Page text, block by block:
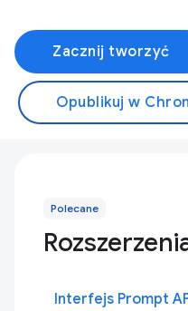
Zacznij tworzyć
Opublikuj w
Polecane
Interfejs Prompt